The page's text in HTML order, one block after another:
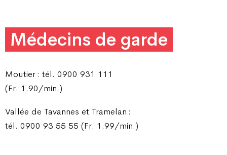
Médecins de garde
Moutier : tél. 0900 931 111
(Fr. 1.90/min.)
Vallée de Tavannes et Tramelan :
tél. 0900 93 55 55 (Fr. 1.99/min.)